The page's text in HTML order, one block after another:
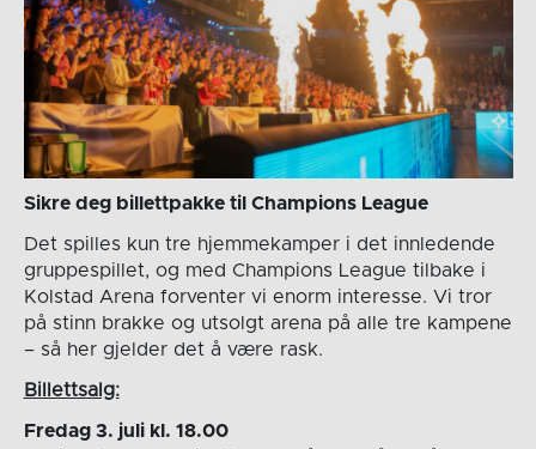
Sikre deg billettpakke til Champions League
Det spilles kun tre hjemmekamper i det innledende
gruppespillet, og med Champions League tilbake i
Kolstad Arena forventer vi enorm interesse. Vi tror
på stinn brakke og utsolgt arena på alle tre kampene
– så her gjelder det å være rask.
Billettsalg:
Fredag 3. juli kl. 18.00